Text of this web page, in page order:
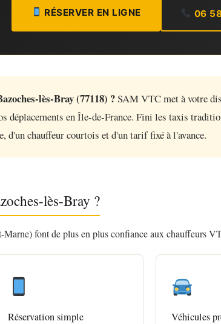
RÉSERVER EN LIGNE 06
lès-Bray (77118) ?SAM VTC met à votre
déplacements en Île-de-France. Fini les taxis
d'un chauffeur courtois et d'un tarif fixé à l'avance.
lès-Bray ?
Marne) font de plus en plus confiance aux chauffeurs
Réservation simple Véhicules